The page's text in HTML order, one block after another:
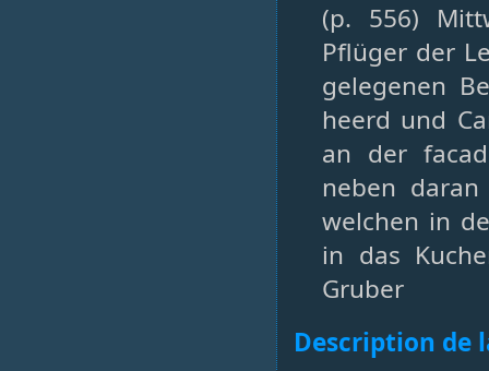
(p. 556)
Pflüger der
gelegenen
heerd und
an der
neben
welchen in
in das
Gruber
Description de